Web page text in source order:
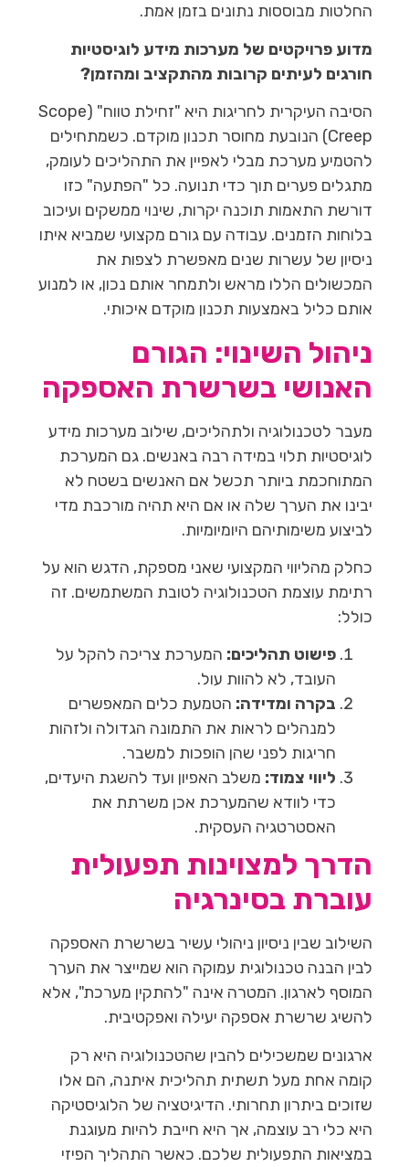
החלטות מבוססות נתונים בזמן אמת.
מדוע פרויקטים של מערכות מידע לוגיסטיות
חורגים לעיתים קרובות מהתקציב ומהזמן?
הסיבה העיקרית לחריגות היא "זחילת טווח" (Scope
Creep) הנובעת מחוסר תכנון מוקדם. כשמתחילים
להטמיע מערכת מבלי לאפיין את התהליכים לעומק,
מתגלים פערים תוך כדי תנועה. כל "הפתעה" כזו
דורשת התאמות תוכנה יקרות, שינוי ממשקים ועיכוב
בלוחות הזמנים. עבודה עם גורם מקצועי שמביא איתו
ניסיון של עשרות שנים מאפשרת לצפות את
המכשולים הללו מראש ולתמחר אותם נכון, או למנוע
אותם כליל באמצעות תכנון מוקדם איכותי.
ניהול השינוי: הגורם
האנושי בשרשרת האספקה
מעבר לטכנולוגיה ולתהליכים, שילוב מערכות מידע
לוגיסטיות תלוי במידה רבה באנשים. גם המערכת
המתוחכמת ביותר תכשל אם האנשים בשטח לא
יבינו את הערך שלה או אם היא תהיה מורכבת מדי
לביצוע משימותיהם היומיומיות.
כחלק מהליווי המקצועי שאני מספקת, הדגש הוא על
רתימת עוצמת הטכנולוגיה לטובת המשתמשים. זה
כולל:
פישוט תהליכים: המערכת צריכה להקל על
העובד, לא להוות עול.
בקרה ומדידה: הטמעת כלים המאפשרים
למנהלים לראות את התמונה הגדולה ולזהות
חריגות לפני שהן הופכות למשבר.
ליווי צמוד: משלב האפיון ועד להשגת היעדים,
כדי לוודא שהמערכת אכן משרתת את
האסטרטגיה העסקית.
הדרך למצוינות תפעולית
עוברת בסינרגיה
השילוב שבין ניסיון ניהולי עשיר בשרשרת האספקה
לבין הבנה טכנולוגית עמוקה הוא שמייצר את הערך
המוסף לארגון. המטרה אינה "להתקין מערכת", אלא
להשיג שרשרת אספקה יעילה ואפקטיבית.
ארגונים שמשכילים להבין שהטכנולוגיה היא רק
קומה אחת מעל תשתית תהליכית איתנה, הם אלו
שזוכים ביתרון תחרותי. הדיגיטציה של הלוגיסטיקה
היא כלי רב עוצמה, אך היא חייבת להיות מעוגנת
במציאות התפעולית שלכם. כאשר התהליך הפיזי